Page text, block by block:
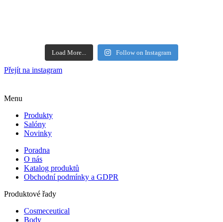
Load More... Follow on Instagram
Přejít na instagram
Menu
Produkty
Salóny
Novinky
Poradna
O nás
Katalog produktů
Obchodní podmínky a GDPR
Produktové řady
Cosmeceutical
Body